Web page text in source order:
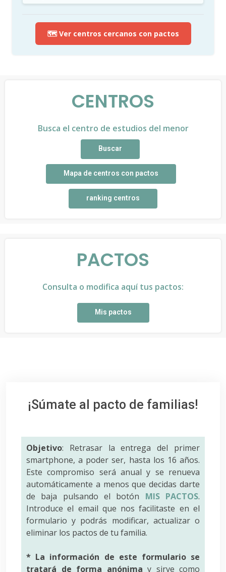
🗺️ Ver centros cercanos con pactos
CENTROS
Busca el centro de estudios del menor
Buscar
Mapa de centros con pactos
ranking centros
PACTOS
Consulta o modifica aquí tus pactos:
Mis pactos
¡Súmate al pacto de familias!
Objetivo: Retrasar la entrega del primer
smartphone, a poder ser, hasta los 16 años.
Este compromiso será anual y se renueva
automáticamente a menos que decidas darte
de baja pulsando el botón MIS PACTOS.
Introduce el email que nos facilitaste en el
formulario y podrás modificar, actualizar o
eliminar los pactos de tu familia.
* La información de este formulario se
tratará de forma anónima y sirve como